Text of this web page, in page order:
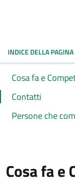
INDICE DELLA PAGINA
Cosa fa e
Contatti
Persone che
Cosa fa e